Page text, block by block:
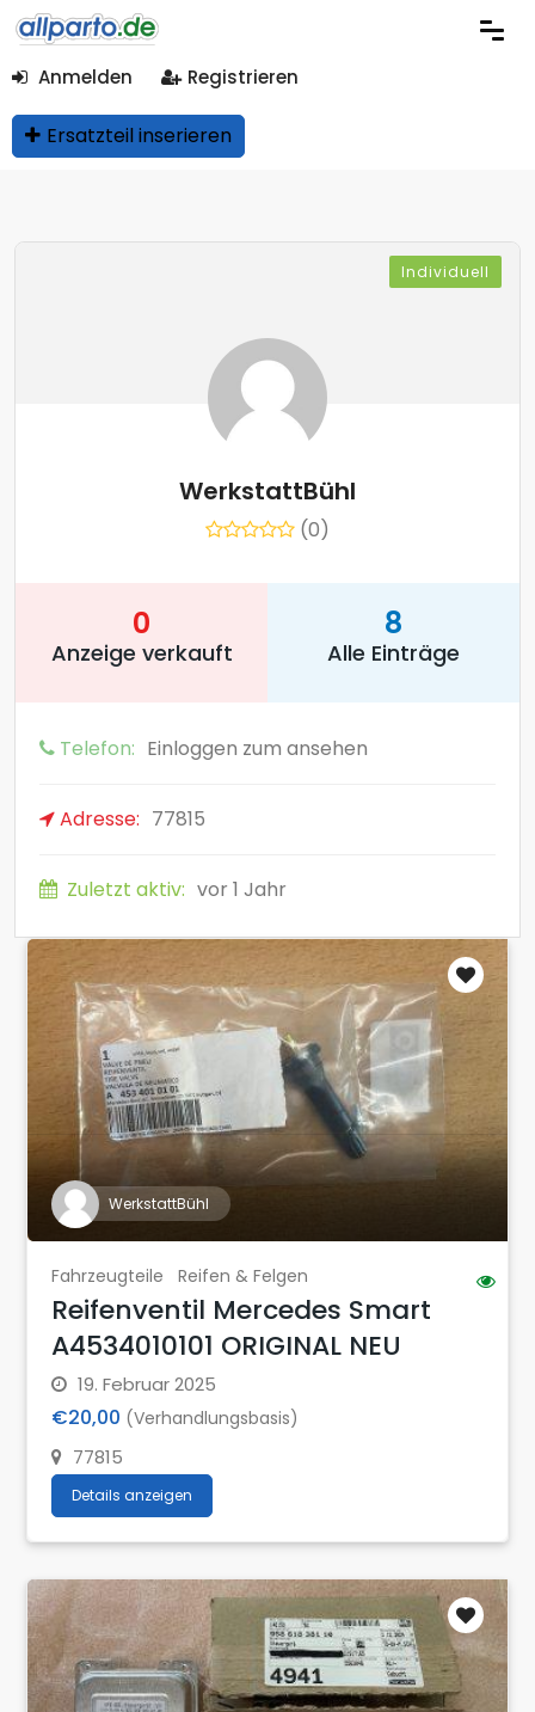
Anmelden Registrieren
Ersatzteil inserieren
Individuell
WerkstattBühl
(0)
0
Anzeige verkauft
8
Alle Einträge
Telefon: Einloggen zum ansehen
Adresse: 77815
Zuletzt aktiv: vor 1 Jahr
WerkstattBühl
Fahrzeugteile Reifen & Felgen
Reifenventil Mercedes Smart
A4534010101 ORIGINAL NEU
19. Februar 2025
€20,00 (Verhandlungsbasis)
77815
Details anzeigen